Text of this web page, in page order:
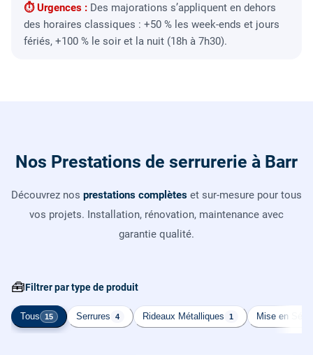
⏱ Urgences : Des majorations s’appliquent en dehors
des horaires classiques : +50 % les week-ends et jours
fériés, +100 % le soir et la nuit (18h à 7h30).
Nos Prestations de serrurerie à Barr
Découvrez nos prestations complètes et sur-mesure pour tous
vos projets. Installation, rénovation, maintenance avec
garantie qualité.
🧰Filtrer par type de produit
Tous 15 Serrures 4 Rideaux Métalliques 1 Mise en